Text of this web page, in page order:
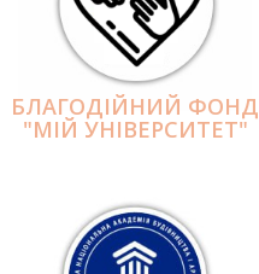
БЛАГОДІЙНИЙ ФОНД
"МІЙ УНІВЕРСИТЕТ"